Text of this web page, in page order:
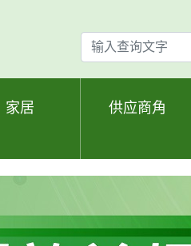
输
入
查
家居 供应商角